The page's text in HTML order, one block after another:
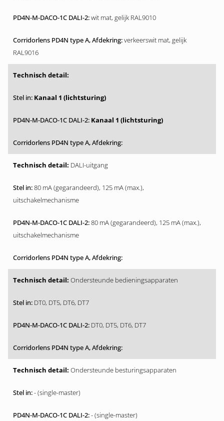
wit mat, gelijk RAL9010
verkeerswit mat, gelijk
RAL9016
Kanaal 1 (lichtsturing)
Kanaal 1 (lichtsturing)
DALI-uitgang
80 mA (gegarandeerd), 125 mA (max.),
uitschakelmechanisme
80 mA (gegarandeerd), 125 mA (max.),
uitschakelmechanisme
Ondersteunde bedieningsapparaten
DT0, DT5, DT6, DT7
DT0, DT5, DT6, DT7
Ondersteunde besturingsapparaten
- (single-master)
- (single-master)